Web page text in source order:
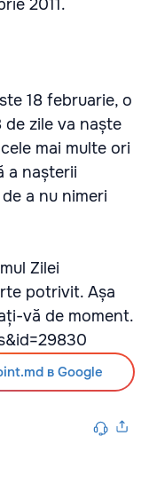
2011.
18 februarie, o
zile va naște
mai multe ori
a nașterii
a nu nimeri
Zilei
potrivit. Așa
vă de moment.
в Google